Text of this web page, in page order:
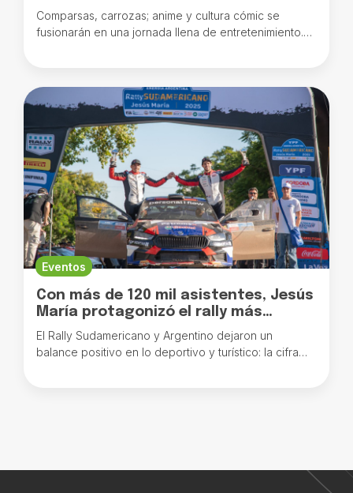
para disfrutar en familia
Comparsas, carrozas; anime y cultura cómic se
fusionarán en una jornada llena de entretenimiento.
Eventos
Con más de 120 mil asistentes, Jesús
María protagonizó el rally más
espectacular del país
El Rally Sudamericano y Argentino dejaron un
balance positivo en lo deportivo y turístico: la cifra